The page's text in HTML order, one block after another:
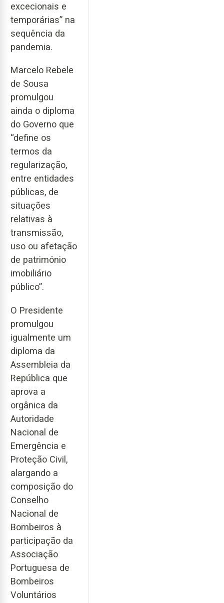
excecionais e
temporárias” na
sequência da
pandemia.
Marcelo Rebele
de Sousa
promulgou
ainda o diploma
do Governo que
“define os
termos da
regularização,
entre entidades
públicas, de
situações
relativas à
transmissão,
uso ou afetação
de património
imobiliário
público”.
O Presidente
promulgou
igualmente um
diploma da
Assembleia da
República que
aprova a
orgânica da
Autoridade
Nacional de
Emergência e
Proteção Civil,
alargando a
composição do
Conselho
Nacional de
Bombeiros à
participação da
Associação
Portuguesa de
Bombeiros
Voluntários